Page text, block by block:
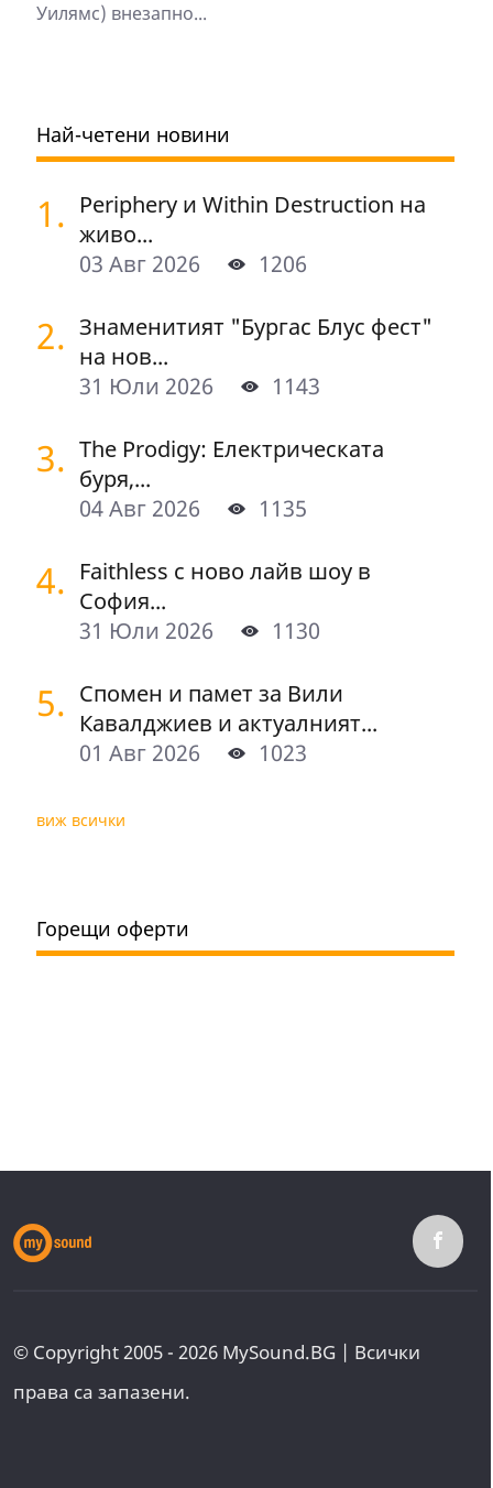
Уилямс) внезапно...
Най-четени новини
1. Periphery и Within Destruction на
живо...
03 Авг 2026
1206
2. Знаменитият "Бургас Блус фест"
на нов...
31 Юли 2026
1143
3. The Prodigy: Електрическата
буря,...
04 Авг 2026
1135
4. Faithless с ново лайв шоу в
София...
31 Юли 2026
1130
5. Спомен и памет за Вили
Кавалджиев и актуалният...
01 Авг 2026
1023
виж всички
Горещи оферти
© Copyright 2005 - 2026 MySound.BG | Всички
права са запазени.